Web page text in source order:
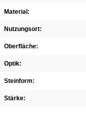
Material:
Nutzungsort:
Oberfläche:
Optik:
Steinform:
Stärke: